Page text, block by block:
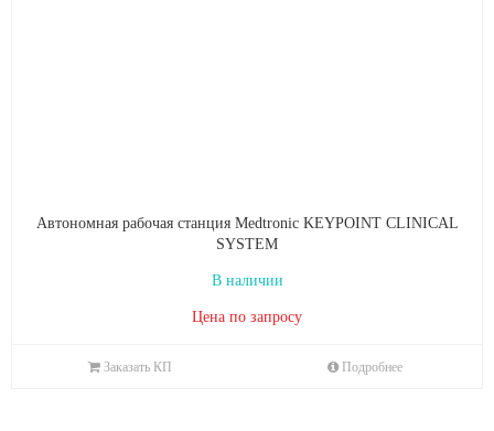
Автономная рабочая станция Medtronic KEYPOINT CLINICAL
SYSTEM
В наличии
Цена по запросу
Заказать КП Подробнее